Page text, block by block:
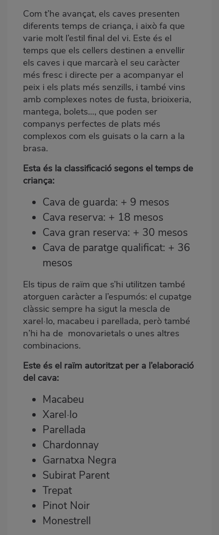
Com t’he avançat, els caves presenten
diferents temps de criança, i això fa que
varie molt l’estil final del vi. Este és el
temps que els cellers destinen a envellir
els caves i que marcarà el seu caràcter
més fresc i directe per a acompanyar el
peix i els plats més senzills, i també vins
amb complexes notes de fusta, brioixeria,
mantega, bolets…, que poden ser
companys perfectes de plats més
complexos com els guisats o la carn a la
brasa.
Esta és la classificació segons el temps de
criança:
Cava de guarda: + 9 mesos
Cava reserva: + 18 mesos
Cava gran reserva: + 30 mesos
Cava de paratge qualificat: + 36
mesos
Els tipus de raïm que s’hi utilitzen també
atorguen caràcter a l’espumós: el cupatge
clàssic sempre ha sigut la mescla de
xarel·lo, macabeu i parellada, però també
n’hi ha de monovarietals o unes altres
combinacions.
Este és el raïm autoritzat per a l’elaboració
del cava:
Macabeu
Xarel·lo
Parellada
Chardonnay
Garnatxa Negra
Subirat Parent
Trepat
Pinot Noir
Monestrell